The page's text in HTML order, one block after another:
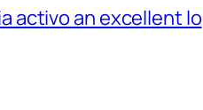
activo an excellent lo